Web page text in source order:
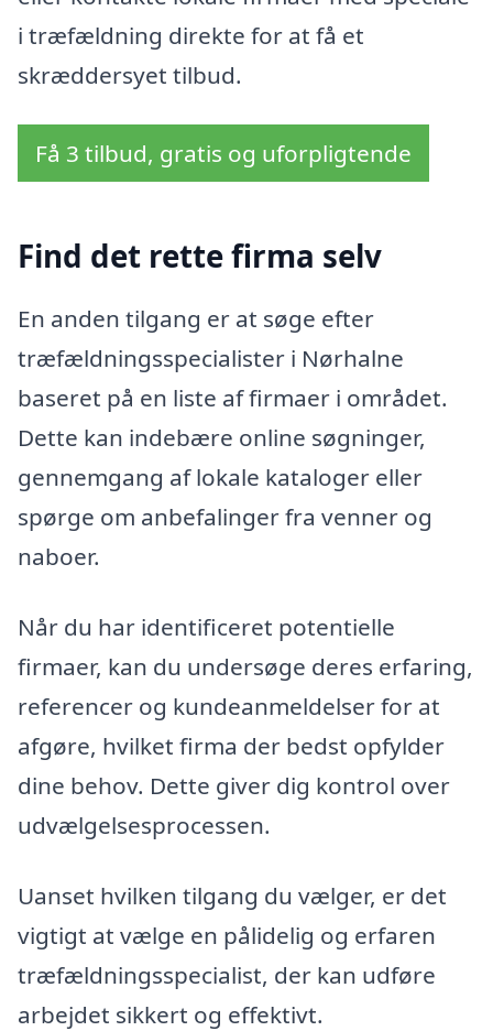
i træfældning direkte for at få et
skræddersyet tilbud.
Få 3 tilbud, gratis og uforpligtende
Find det rette firma selv
En anden tilgang er at søge efter
træfældningsspecialister i Nørhalne
baseret på en liste af firmaer i området.
Dette kan indebære online søgninger,
gennemgang af lokale kataloger eller
spørge om anbefalinger fra venner og
naboer.
Når du har identificeret potentielle
firmaer, kan du undersøge deres erfaring,
referencer og kundeanmeldelser for at
afgøre, hvilket firma der bedst opfylder
dine behov. Dette giver dig kontrol over
udvælgelsesprocessen.
Uanset hvilken tilgang du vælger, er det
vigtigt at vælge en pålidelig og erfaren
træfældningsspecialist, der kan udføre
arbejdet sikkert og effektivt.